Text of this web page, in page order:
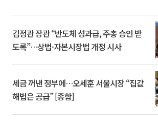
김정관 장관 “반도체 성과급, 주총 승인 받
도록”…상법·자본시장법 개정 시사
세금 꺼낸 정부에…오세훈 서울시장 “집값
해법은 공급” [종합]